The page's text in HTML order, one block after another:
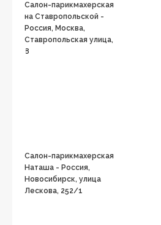
Салон-парикмахерская
на Ставропольской -
Россия, Москва,
Ставропольская улица,
8
Салон-парикмахерская
Наташа - Россия,
Новосибирск, улица
Лескова, 252/1